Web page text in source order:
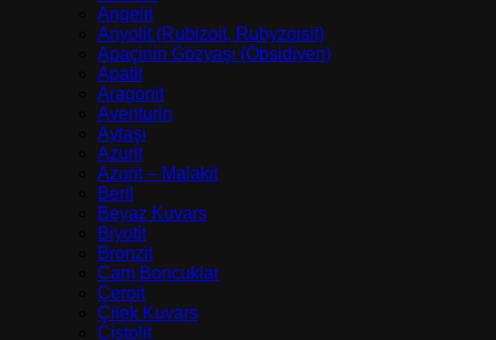
Angelit
Anyolit (Rubizoit, Rubyzoisit)
Apaçinin Gözyaşı (Obsidiyen)
Apatit
Aragonit
Aventurin
Aytaşı
Azurit
Azurit – Malakit
Beril
Beyaz Kuvars
Biyotit
Bronzit
Cam Boncuklar
Çeroit
Çilek Kuvars
Çistolit